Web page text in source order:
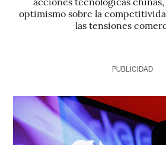
optimismo sobre la
las tensiones
PUBLICIDAD